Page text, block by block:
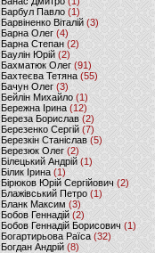
Барбул Павло(1)
Барвіненко Віталій(3)
Барна Олег (4)
Барна Степан (2)
Баулін Юрій (2)
Бахматюк Олег (91)
Бахтеєва Тетяна(55)
Бачун Олег (3)
Бейлін Михайло (1)
Бережна Ірина(12)
Береза Борислав(2)
Березенко Сергій (7)
Березкін Станіслав (5)
Березюк Олег(2)
Білецький Андрій (1)
Білик Ірина (1)
Бірюков Юрій Сергійович (2)
Блажівський Петро (1)
Бланк Максим(3)
Бобов Геннадій (2)
Бобов Геннадій Борисович (1)
Богартирьова Раїса (32)
Богдан Андрій(8)